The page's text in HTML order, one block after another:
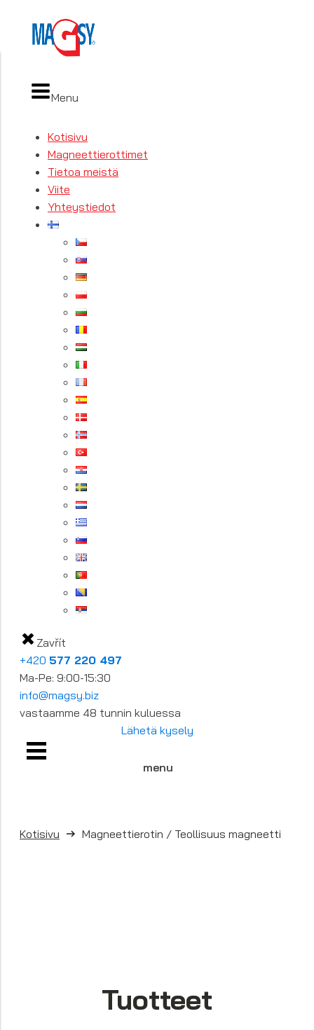
Menu
Kotisivu
Magneettierottimet
Tietoa meistä
Viite
Yhteystiedot
Zavřít
+420 577 220 497
Ma-Pe: 9:00-15:30
info@magsy.biz
vastaamme 48 tunnin kuluessa
Lähetä kysely
menu
Kotisivu Magneettierotin / Teollisuus magneetti
Tuotteet